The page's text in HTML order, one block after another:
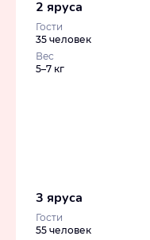
2 яруса
Гости
35 человек
Вес
5–7 кг
3 яруса
Гости
55 человек